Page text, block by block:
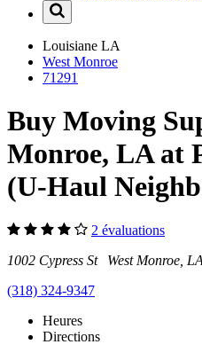
Louisiane LA
West Monroe
71291
Buy Moving
Monroe, LA at
(U-Haul
2 évaluations
1002 Cypress St West Monroe,
(318) 324-9347
Heures
Directions